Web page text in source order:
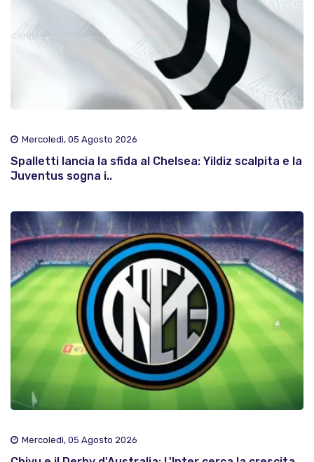
Mercoledì, 05 Agosto 2026
Spalletti lancia la sfida al Chelsea: Yildiz scalpita e la
Juventus sogna i..
Mercoledì, 05 Agosto 2026